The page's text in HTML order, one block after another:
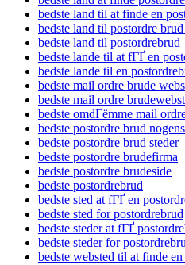
bedste land til at finde en
bedste land til postordre
bedste land til postordrebrud
bedste lande til at fГҐ en
bedste lande til en
bedste mail ordre brude
bedste mail ordre
bedste omdГёmme mail
bedste postordre brud
bedste postordre brud steder
bedste postordre brudefirma
bedste postordre brudeside
bedste postordrebrud
bedste sted at fГҐ en
bedste sted for postordrebrud
bedste steder at fГҐ
bedste steder for
bedste websted til at finde